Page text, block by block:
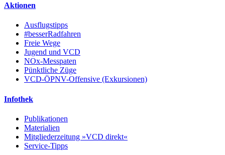
Aktionen
Ausflugstipps
#besserRadfahren
Freie Wege
Jugend und VCD
NOx-Messpaten
Pünktliche Züge
VCD-ÖPNV-Offensive (Exkursionen)
Infothek
Publikationen
Materialien
Mitgliederzeitung »VCD direkt«
Service-Tipps